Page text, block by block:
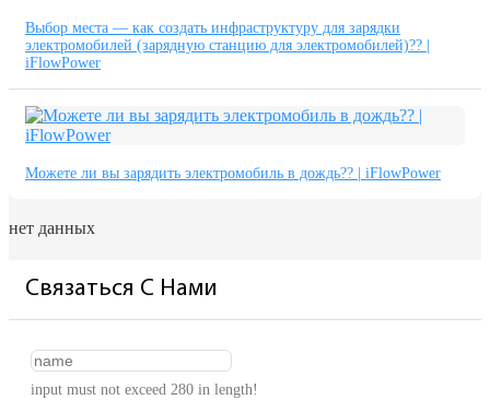
Выбор места — как создать инфраструктуру для зарядки
электромобилей (зарядную станцию ​​для электромобилей)?? |
iFlowPower
Можете ли вы зарядить электромобиль в дождь?? | iFlowPower
нет данных
Связаться С Нами
input must not exceed 280 in length!